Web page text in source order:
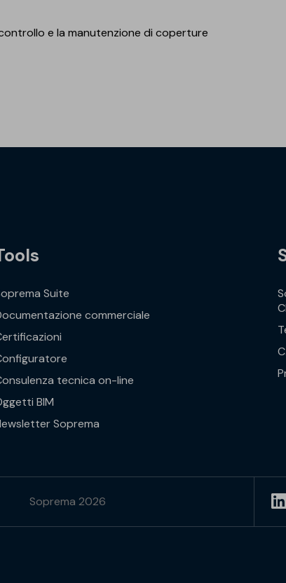
e la manutenzione di coperture
Suite
commerciale
tecnica on-line
BIM
Soprema
Soprema 2026